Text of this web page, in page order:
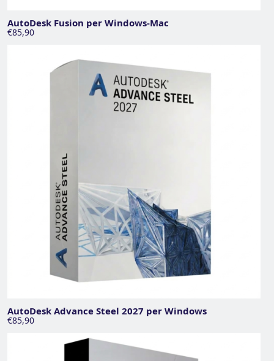
AutoDesk Fusion per Windows-Mac
€85,90
AutoDesk Advance Steel 2027 per Windows
€85,90